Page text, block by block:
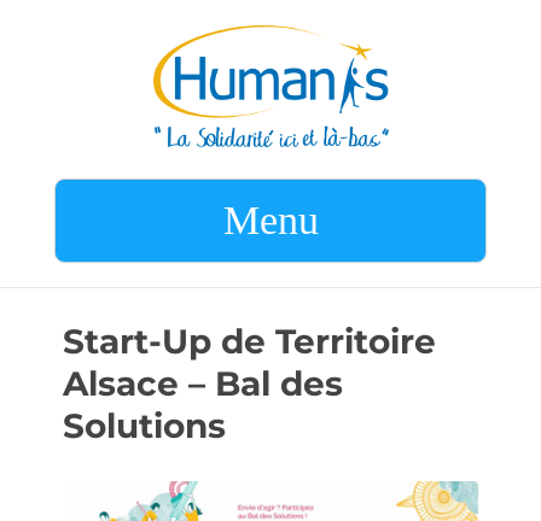
Menu
Start-Up de Territoire
Alsace – Bal des
Solutions